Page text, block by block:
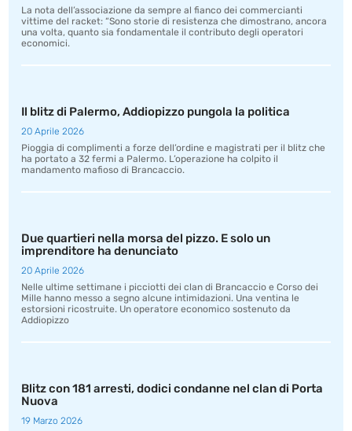
La nota dell’associazione da sempre al fianco dei commercianti
vittime del racket: “Sono storie di resistenza che dimostrano, ancora
una volta, quanto sia fondamentale il contributo degli operatori
economici.
Il blitz di Palermo, Addiopizzo pungola la politica
20 Aprile 2026
Pioggia di complimenti a forze dell’ordine e magistrati per il blitz che
ha portato a 32 fermi a Palermo. L’operazione ha colpito il
mandamento mafioso di Brancaccio.
Due quartieri nella morsa del pizzo. E solo un
imprenditore ha denunciato
20 Aprile 2026
Nelle ultime settimane i picciotti dei clan di Brancaccio e Corso dei
Mille hanno messo a segno alcune intimidazioni. Una ventina le
estorsioni ricostruite. Un operatore economico sostenuto da
Addiopizzo
Blitz con 181 arresti, dodici condanne nel clan di Porta
Nuova
19 Marzo 2026